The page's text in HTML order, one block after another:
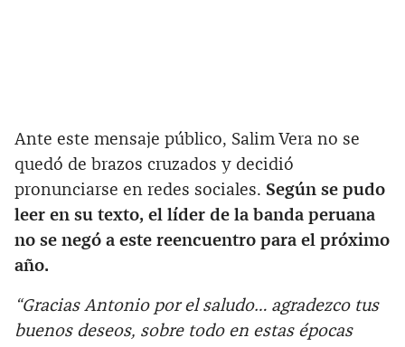
Ante este mensaje público, Salim Vera no se
quedó de brazos cruzados y decidió
pronunciarse en redes sociales. Según se pudo
leer en su texto, el líder de la banda peruana
no se negó a este reencuentro para el próximo
año.
“Gracias Antonio por el saludo… agradezco tus
buenos deseos, sobre todo en estas épocas